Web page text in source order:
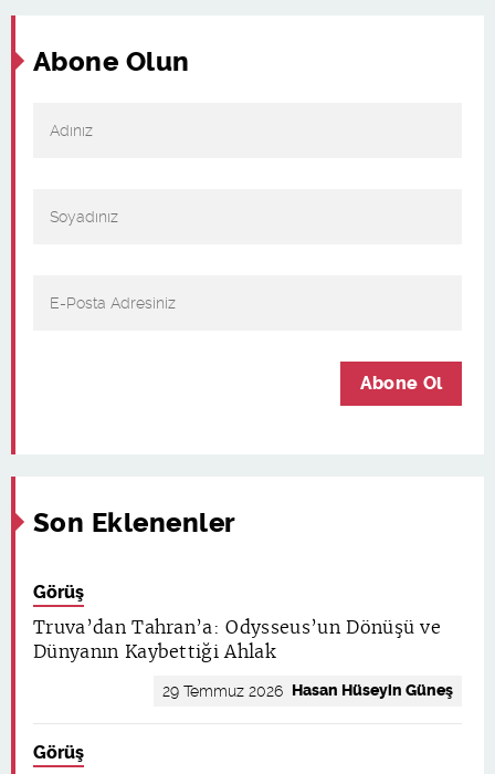
Abone Olun
Abone Ol
Son Eklenenler
Görüş
Truva’dan Tahran’a: Odysseus’un Dönüşü ve
Dünyanın Kaybettiği Ahlak
29 Temmuz 2026 Hasan Hüseyin Güneş
Görüş